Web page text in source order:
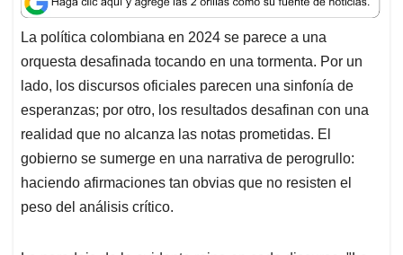
La política colombiana en 2024 se parece a una
orquesta desafinada tocando en una tormenta. Por un
lado, los discursos oficiales parecen una sinfonía de
esperanzas; por otro, los resultados desafinan con una
realidad que no alcanza las notas prometidas. El
gobierno se sumerge en una narrativa de perogrullo:
haciendo afirmaciones tan obvias que no resisten el
peso del análisis crítico.